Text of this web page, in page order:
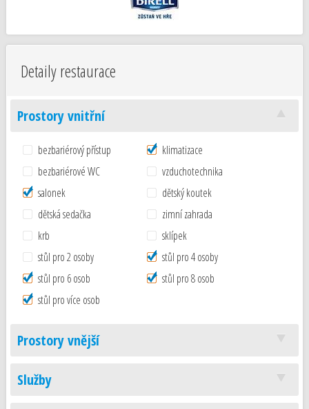
Detaily restaurace
Prostory vnitřní
bezbariérový přístup
klimatizace
bezbariérové WC
vzduchotechnika
salonek
dětský koutek
dětská sedačka
zimní zahrada
krb
sklípek
stůl pro 2 osoby
stůl pro 4 osoby
stůl pro 6 osob
stůl pro 8 osob
stůl pro více osob
Prostory vnější
Služby